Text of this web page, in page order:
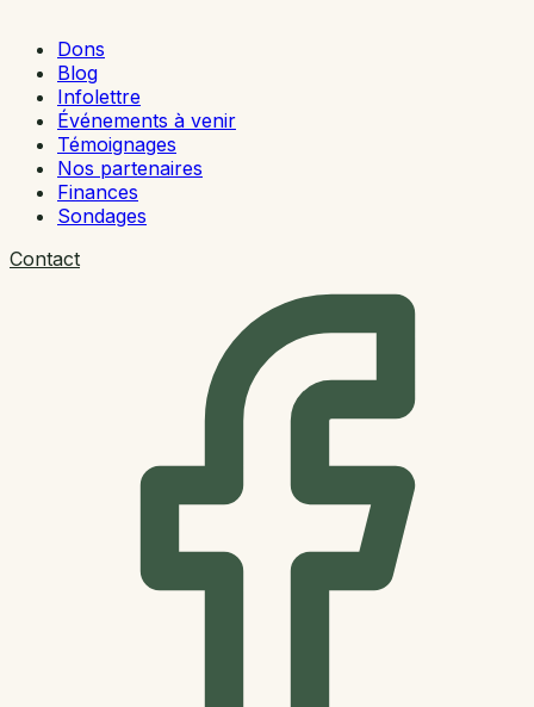
Dons
Blog
Infolettre
Événements à venir
Témoignages
Nos partenaires
Finances
Sondages
Contact